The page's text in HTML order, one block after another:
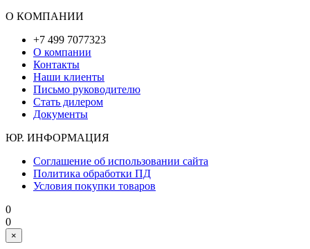
О КОМПАНИИ
+7 499 7077323
О компании
Контакты
Наши клиенты
Письмо руководителю
Стать дилером
Документы
ЮР. ИНФОРМАЦИЯ
Соглашение об использовании сайта
Политика обработки ПД
Условия покупки товаров
0
0
×